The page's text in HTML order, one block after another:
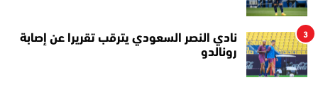
3
نادي النصر السعودي يترقب تقريرا عن إصابة
رونالدو